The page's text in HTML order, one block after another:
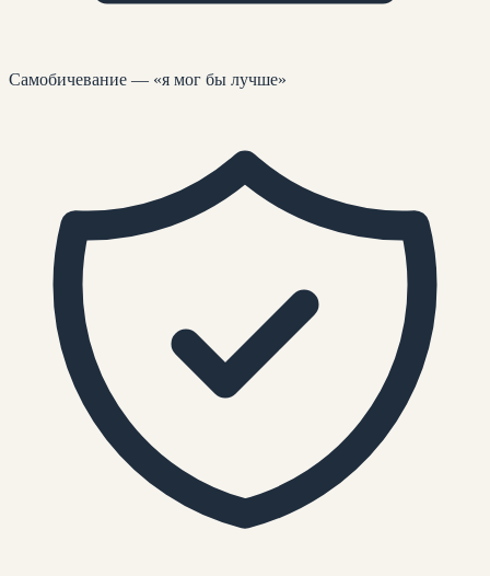
Самобичевание — «я мог бы лучше»